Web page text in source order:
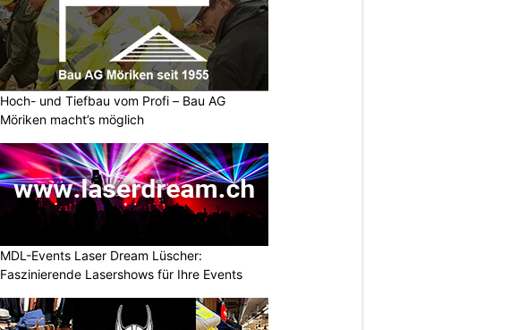
Hoch- und Tiefbau vom Profi – Bau AG
Möriken macht’s möglich
MDL-Events Laser Dream Lüscher:
Faszinierende Lasershows für Ihre Events